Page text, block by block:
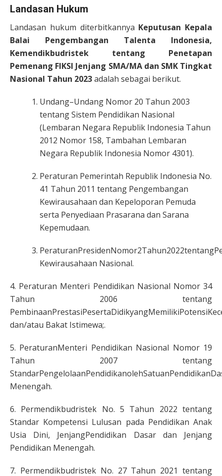
Landasan Hukum
Landasan hukum diterbitkannya Keputusan Kepala
Balai Pengembangan Talenta Indonesia,
Kemendikbudristek tentang Penetapan
Pemenang FIKSI Jenjang SMA/MA dan SMK Tingkat
Nasional Tahun 2023adalah sebagai berikut.
Undang–Undang Nomor 20 Tahun 2003
tentang Sistem Pendidikan Nasional
(Lembaran Negara Republik Indonesia Tahun
2012 Nomor 158, Tambahan Lembaran
Negara Republik Indonesia Nomor 4301).
Peraturan Pemerintah Republik Indonesia No.
41 Tahun 2011 tentang Pengembangan
Kewirausahaan dan Kepeloporan Pemuda
serta Penyediaan Prasarana dan Sarana
Kepemudaan.
Kewirausahaan Nasional.
4. Peraturan Menteri Pendidikan Nasional Nomor 34
Tahun 2006 tentang
dan/atau Bakat Istimewa;.
5. PeraturanMenteri Pendidikan Nasional Nomor 19
Tahun 2007 tentang
Menengah.
6. Permendikbudristek No. 5 Tahun 2022 tentang
Standar Kompetensi Lulusan pada Pendidikan Anak
Usia Dini, JenjangPendidikan Dasar dan Jenjang
Pendidikan Menengah.
7. Permendikbudristek No. 27 Tahun 2021 tentang